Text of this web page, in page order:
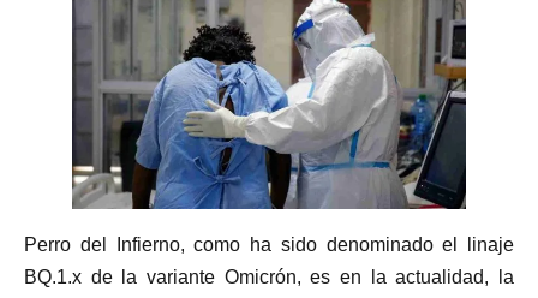
Perro del Infierno, como ha sido denominado el linaje
BQ.1.x de la variante Omicrón, es en la actualidad, la